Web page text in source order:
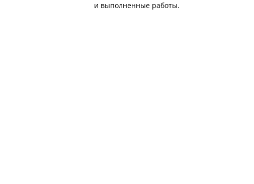
и выполненные работы.